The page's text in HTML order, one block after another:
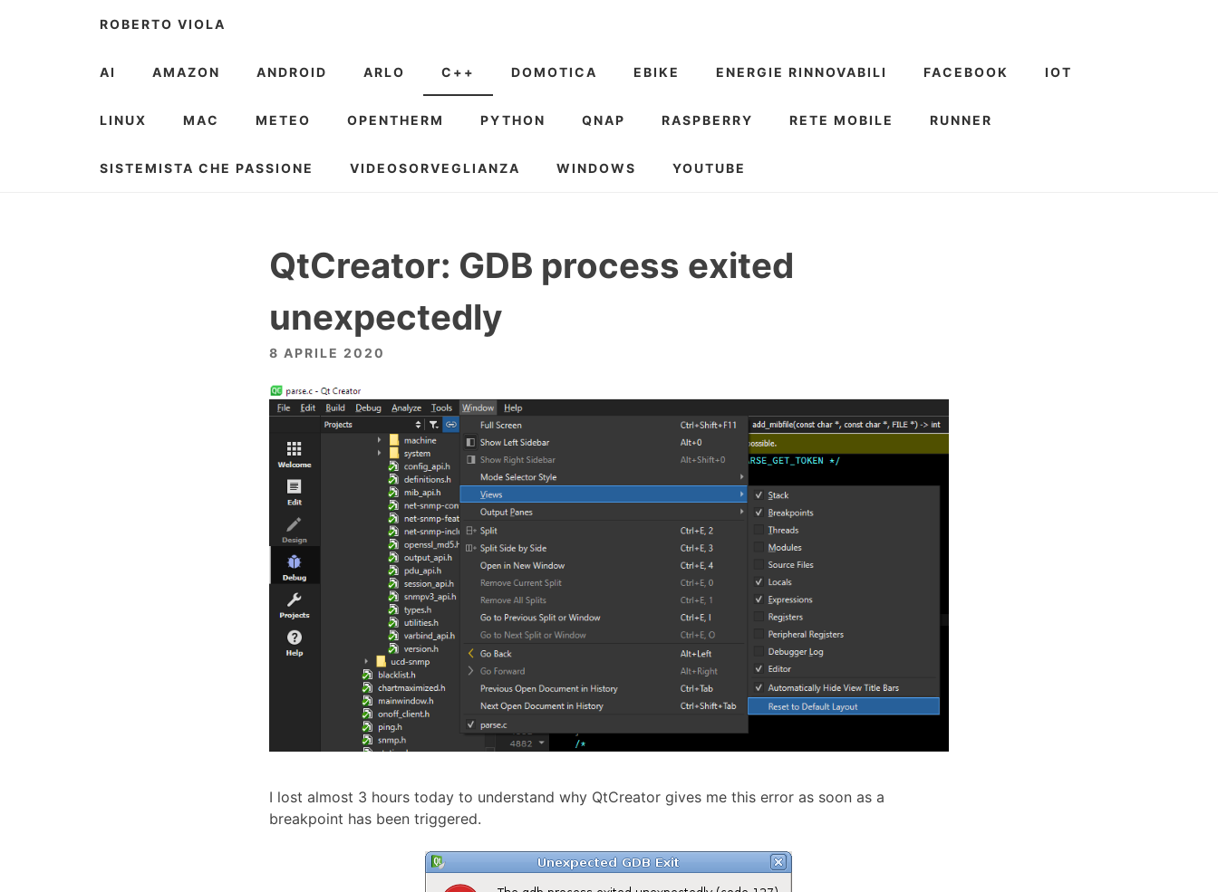
ROBERTO VIOLA
AI AMAZON ANDROID ARLO C++ DOMOTICA EBIKE ENERGIE RINNOVABILI FACEBOOK IOT
LINUX MAC METEO OPENTHERM PYTHON QNAP RASPBERRY RETE MOBILE RUNNER
SISTEMISTA CHE PASSIONE VIDEOSORVEGLIANZA WINDOWS YOUTUBE
QtCreator: GDB process exited
unexpectedly
8 APRILE 2020
I lost almost 3 hours today to understand why QtCreator gives me this error as soon as a
breakpoint has been triggered.